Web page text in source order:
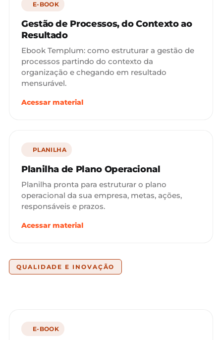
E-BOOK
Gestão de Processos, do Contexto ao
Resultado
Ebook Templum: como estruturar a gestão de
processos partindo do contexto da
organização e chegando em resultado
mensurável.
Acessar material
PLANILHA
Planilha de Plano Operacional
Planilha pronta para estruturar o plano
operacional da sua empresa, metas, ações,
responsáveis e prazos.
Acessar material
QUALIDADE E INOVAÇÃO
E-BOOK